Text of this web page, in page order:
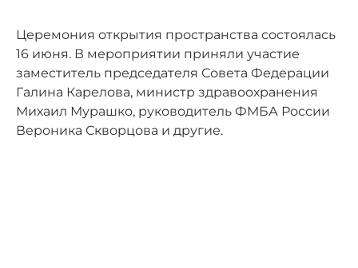
Церемония открытия пространства состоялась
16 июня. В мероприятии приняли участие
заместитель председателя Совета Федерации
Галина Карелова, министр здравоохранения
Михаил Мурашко, руководитель ФМБА России
Вероника Скворцова и другие.